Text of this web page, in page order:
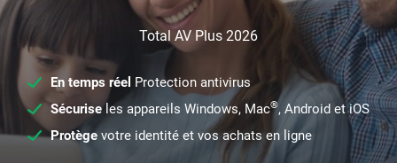
Total AV Plus 2026
En temps réel Protection antivirus
Sécuriseles appareils Windows, Mac®, Android et iOS
Protège votre identité et vos achats en ligne